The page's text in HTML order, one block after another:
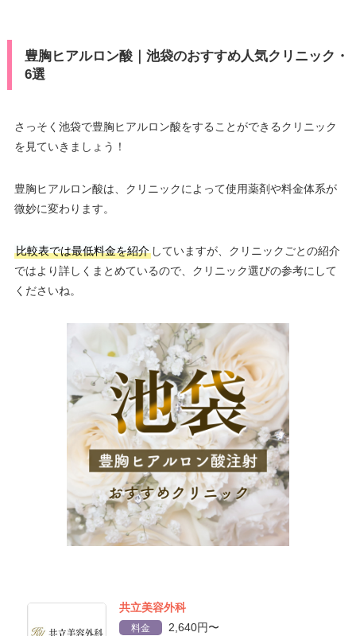
豊胸ヒアルロン酸｜池袋のおすすめ人気クリニック・
6選
さっそく池袋で豊胸ヒアルロン酸をすることができるクリニック
を見ていきましょう！
豊胸ヒアルロン酸は、クリニックによって使用薬剤や料金体系が
微妙に変わります。
比較表では最低料金を紹介していますが、クリニックごとの紹介
ではより詳しくまとめているので、クリニック選びの参考にして
くださいね。
共立美容外科
料金 2,640円〜